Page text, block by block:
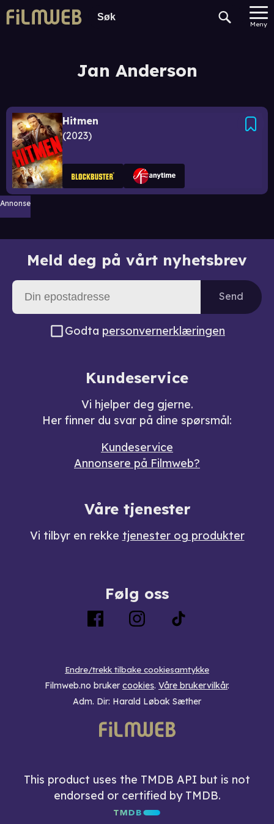
Meny
Jan Anderson
Hitmen
2023
Annonse
Meld deg på vårt nyhetsbrev
Send
Godta personvernerklæringen
Kundeservice
Vi hjelper deg gjerne.
Her finner du svar på dine spørsmål:
Kundeservice
Annonsere på Filmweb?
Våre tjenester
Vi tilbyr en rekke tjenester og produkter
Følg oss
Endre/trekk tilbake cookiesamtykke
Filmweb.no bruker cookies. Våre brukervilkår.
Adm. Dir: Harald Løbak Sæther
This product uses the TMDB API but is not
endorsed or certified by TMDB.